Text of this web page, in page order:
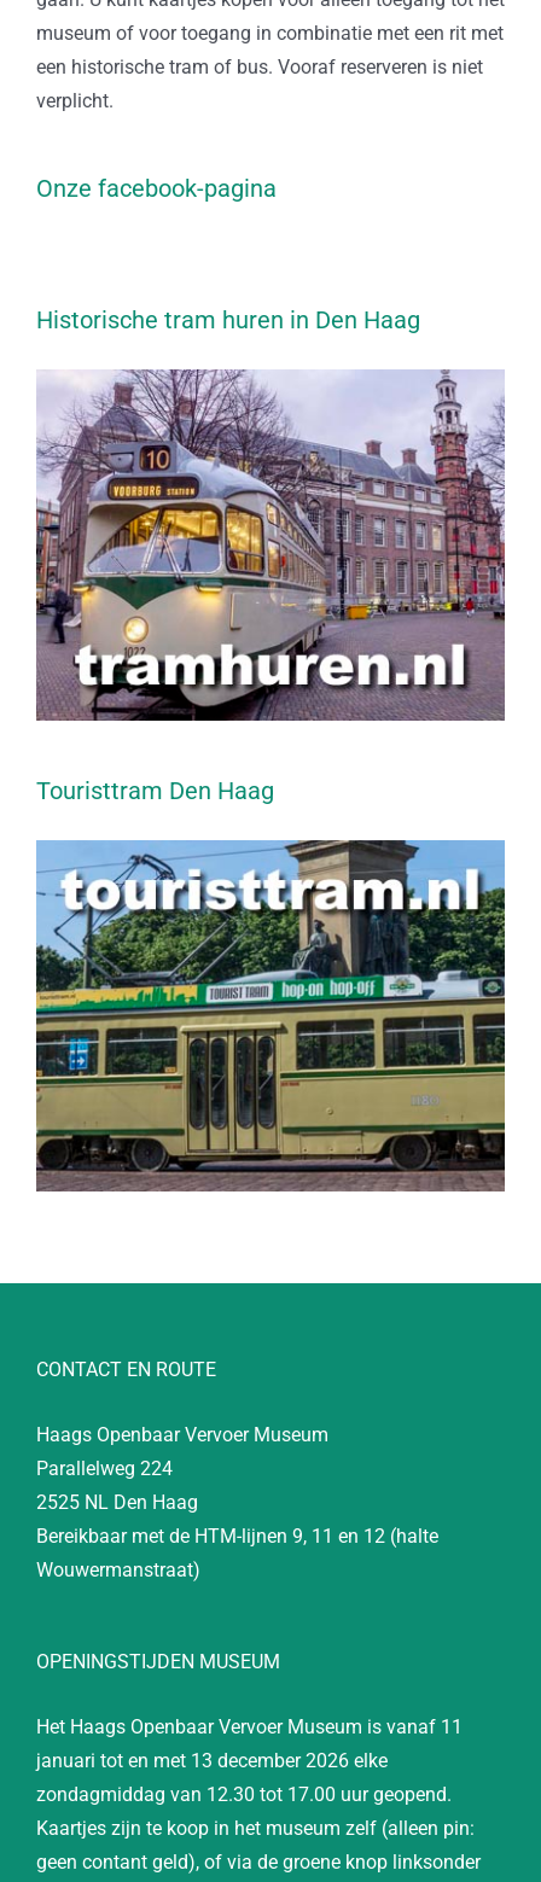
museum of voor toegang in combinatie met een rit met
een historische tram of bus. Vooraf reserveren is niet
verplicht.
Onze facebook-pagina
Historische tram huren in Den Haag
Touristtram Den Haag
CONTACT EN ROUTE
Haags Openbaar Vervoer Museum
Parallelweg 224
2525 NL Den Haag
Bereikbaar met de HTM-lijnen 9, 11 en 12 (halte
Wouwermanstraat)
OPENINGSTIJDEN MUSEUM
Het Haags Openbaar Vervoer Museum is vanaf 11
januari tot en met 13 december 2026 elke
zondagmiddag van 12.30 tot 17.00 uur geopend.
Kaartjes zijn te koop in het museum zelf (alleen pin:
geen contant geld), of via de groene knop linksonder